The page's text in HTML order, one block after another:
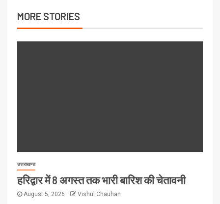
MORE STORIES
उत्तराखण्ड
हरिद्वार में 8 अगस्त तक भारी बारिश की चेतावनी
August 5, 2026 Vishul Chauhan